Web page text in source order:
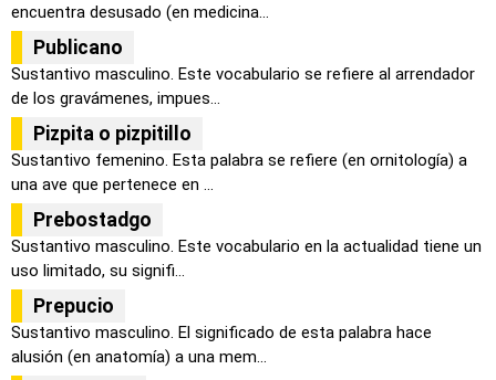
encuentra desusado (en medicina...
Publicano
Sustantivo masculino. Este vocabulario se refiere al arrendador
de los gravámenes, impues...
Pizpita o pizpitillo
Sustantivo femenino. Esta palabra se refiere (en ornitología) a
una ave que pertenece en ...
Prebostadgo
Sustantivo masculino. Este vocabulario en la actualidad tiene un
uso limitado, su signifi...
Prepucio
Sustantivo masculino. El significado de esta palabra hace
alusión (en anatomía) a una mem...